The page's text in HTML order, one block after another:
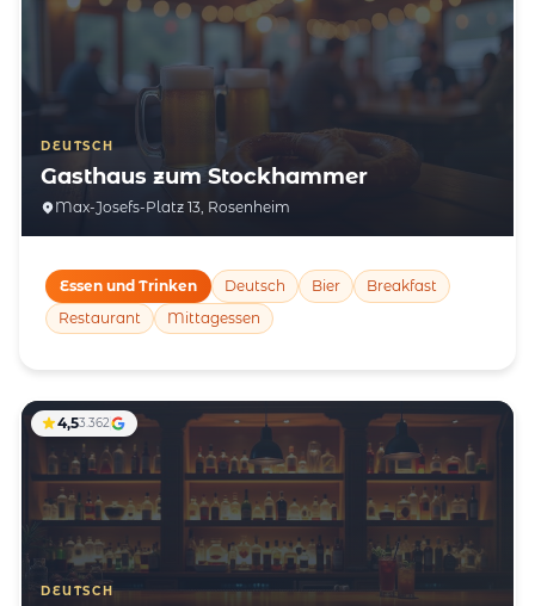
DEUTSCH
Gasthaus zum Stockhammer
Max-Josefs-Platz 13, Rosenheim
Essen und Trinken Deutsch Bier
Breakfast
Restaurant
Mittagessen
DEUTSCH
4,53.362